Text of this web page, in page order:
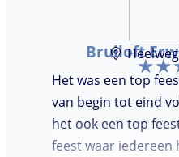
Bruiloft
Het was een top
van begin tot eind
het ook een top
feest waar iedereen